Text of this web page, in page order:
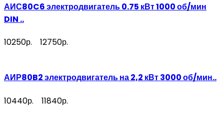
АИС80C6 электродвигатель 0.75 кВт 1000 об/мин
DIN ..
10250р. 12750р.
АИР80B2 электродвигатель на 2,2 кВт 3000 об/мин..
10440р. 11840р.